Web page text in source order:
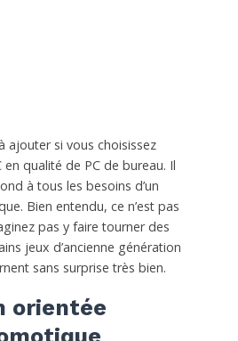
ajouter si vous choisissez
en qualité de PC de bureau. Il
à tous les besoins d’un
Bien entendu, ce n’est pas
pas y faire tourner des
jeux d’ancienne génération
sans surprise très bien.
orientée